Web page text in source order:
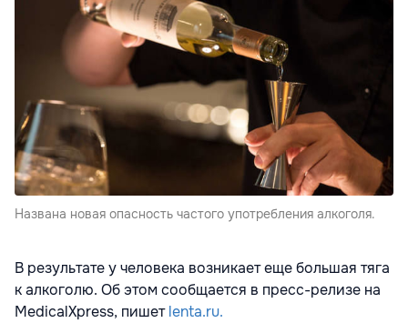
Названа новая опасность частого употребления алкоголя.
В результате у человека возникает еще большая тяга
к алкоголю. Об этом сообщается в пресс-релизе на
MedicalXpress, пишетlenta.ru.